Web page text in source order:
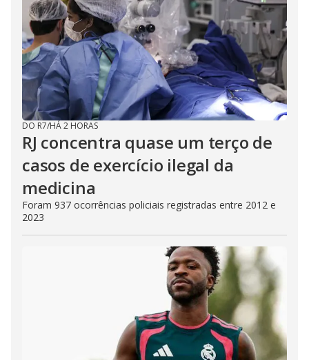
DO R7/HÁ 2 HORAS
RJ concentra quase um terço de
casos de exercício ilegal da
medicina
Foram 937 ocorrências policiais registradas entre 2012 e
2023